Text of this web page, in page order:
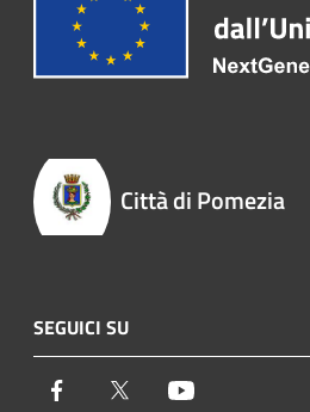
Città di Pomezia
SEGUICI SU
Facebook Twitter